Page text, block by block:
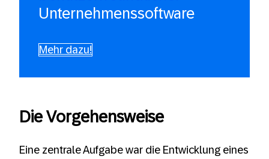
Unternehmenssoftware
Mehr dazu!
Die Vorgehensweise
Eine zentrale Aufgabe war die Entwicklung eines